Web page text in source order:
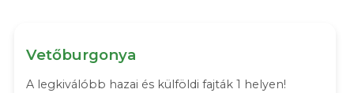
Vetőburgonya
A legkiválóbb hazai és külföldi fajták 1 helyen!